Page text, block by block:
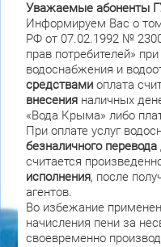
Уважаемые абоненты
Информируем Вас о
РФ от 07.02.1992 №
прав потребителей»
водоснабжения и
средствамиоплата
внесенияналичных
«Вода Крыма» либо
При оплате услуг
безналичного перевода
считается
исполнения, после
агентов.
Во избежание
начисления пени за
своевременно